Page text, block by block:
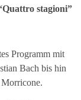
stagioni”
Programm mit
Bach bis hin